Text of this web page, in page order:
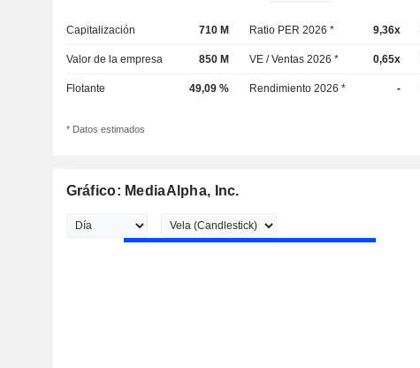
Capitalización 710 M Ratio PER 2026 * 9,36x
Valor de la empresa 850 M VE / Ventas 2026 * 0,65x
Flotante 49,09 % Rendimiento 2026 * -
* Datos estimados
Gráfico: MediaAlpha, Inc.